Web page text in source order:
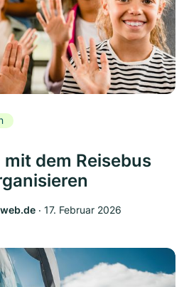
dem Reisebus
‧ 17. Februar 2026